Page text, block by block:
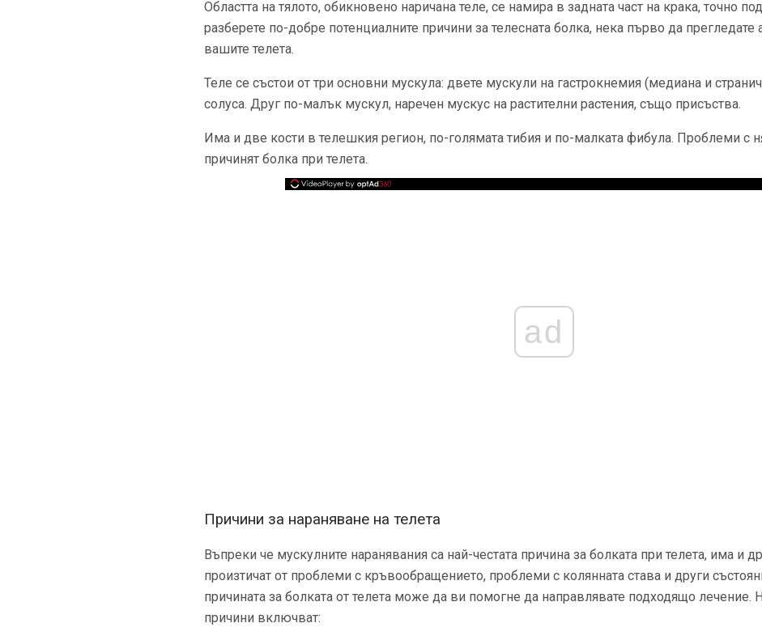
Областта на тялото, обикновено наричана теле, се намира в задната част на крака, точно
разберете по-добре потенциалните причини за телесната болка, нека първо да прегледате
вашите телета.
Теле се състои от три основни мускула: двете мускули на гастрокнемия (медиана и
солуса. Друг по-малък мускул, наречен мускус на растителни растения, също присъства.
Има и две кости в телешкия регион, по-голямата тибия и по-малката фибула. Проблеми с
причинят болка при телета.
ad
Причини за нараняване на телета
Въпреки че мускулните наранявания са най-честата причина за болката при телета, има и
произтичат от проблеми с кръвообращението, проблеми с колянната става и други
причината за болката от телета може да ви помогне да направлявате подходящо лечение.
причини включват: